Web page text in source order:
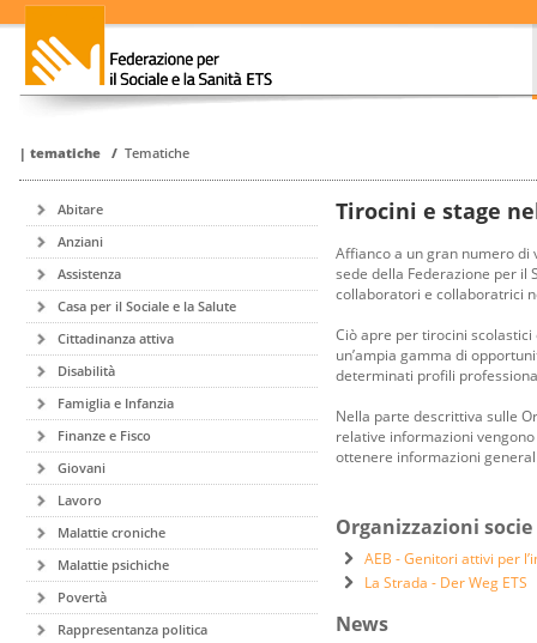
| tematiche / Tematiche
Abitare
Anziani
Assistenza
Casa per il Sociale e la Salute
Cittadinanza attiva
Disabilità
Famiglia e Infanzia
Finanze e Fisco
Giovani
Lavoro
Malattie croniche
Malattie psichiche
Povertà
Rappresentanza politica
Tirocini e stage
Affianco a un gran numero di
sede della Federazione per il
collaboratori e collaboratrici
Ciò apre per tirocini
un’ampia gamma di
determinati profili
Nella parte descrittiva sulle
relative informazioni
ottenere informazioni
Organizzazioni socie
AEB - Genitori attivi per
La Strada - Der Weg ETS
News